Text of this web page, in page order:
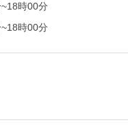
時00分
時00分